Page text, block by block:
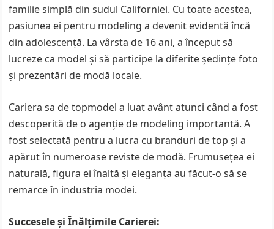
familie simplă din sudul Californiei. Cu toate acestea,
pasiunea ei pentru modeling a devenit evidentă încă
din adolescență. La vârsta de 16 ani, a început să
lucreze ca model și să participe la diferite ședințe foto
și prezentări de modă locale.
Cariera sa de topmodel a luat avânt atunci când a fost
descoperită de o agenție de modeling importantă. A
fost selectată pentru a lucra cu branduri de top și a
apărut în numeroase reviste de modă. Frumusețea ei
naturală, figura ei înaltă și eleganța au făcut-o să se
remarce în industria modei.
Succesele și Înălțimile Carierei: